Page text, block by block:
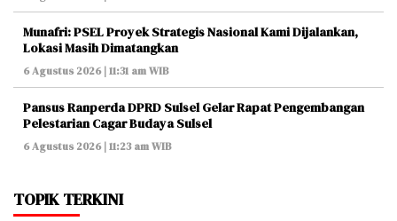
Munafri: PSEL Proyek Strategis Nasional Kami Dijalankan,
Lokasi Masih Dimatangkan
6 Agustus 2026 | 11:31 am WIB
Pansus Ranperda DPRD Sulsel Gelar Rapat Pengembangan
Pelestarian Cagar Budaya Sulsel
6 Agustus 2026 | 11:23 am WIB
TOPIK TERKINI